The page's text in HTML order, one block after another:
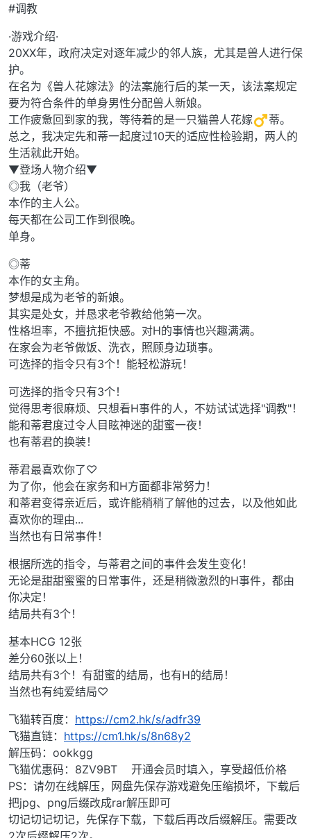
#调教
·游戏介绍·
20XX年，政府决定对逐年减少的邻人族，尤其是兽人进行保
护。
在名为《兽人花嫁法》的法案施行后的某一天，该法案规定
要为符合条件的单身男性分配兽人新娘。
工作疲惫回到家的我，等待着的是一只猫兽人花嫁
蒂。
总之，我决定先和蒂一起度过10天的适应性检验期，两人的
生活就此开始。
▼登场人物介绍▼
◎我（老爷）
本作的主人公。
每天都在公司工作到很晚。
单身。
◎蒂
本作的女主角。
梦想是成为老爷的新娘。
其实是处女，并恳求老爷教给他第一次。
性格坦率，不擅抗拒快感。对H的事情也兴趣满满。
在家会为老爷做饭、洗衣，照顾身边琐事。
可选择的指令只有3个！能轻松游玩！
可选择的指令只有3个！
觉得思考很麻烦、只想看H事件的人，不妨试试选择"调教"！
能和蒂君度过令人目眩神迷的甜蜜一夜！
也有蒂君的换装！
蒂君最喜欢你了♡
为了你，他会在家务和H方面都非常努力！
和蒂君变得亲近后，或许能稍稍了解他的过去，以及他如此
喜欢你的理由...
当然也有日常事件！
根据所选的指令，与蒂君之间的事件会发生变化！
无论是甜甜蜜蜜的日常事件，还是稍微激烈的H事件，都由
你决定！
结局共有3个！
基本HCG 12张
差分60张以上！
结局共有3个！有甜蜜的结局，也有H的结局！
当然也有纯爱结局♡
飞猫转百度： https://cm2.hk/s/adfr39
飞猫直链： https://cm1.hk/s/8n68y2
解压码：ookkgg
飞猫优惠码：8ZV9BT 开通会员时填入，享受超低价格
PS：请勿在线解压，网盘先保存游戏避免压缩损坏，下载后
把jpg、png后缀改成rar解压即可
切记切记切记，先保存下载，下载后再改后缀解压。需要改